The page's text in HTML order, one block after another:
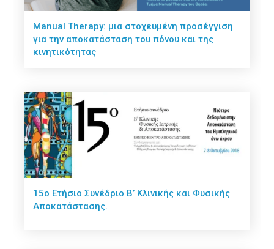
Manual Therapy: μια στοχευμένη προσέγγιση
για την αποκατάσταση του πόνου και της
κινητικότητας
15ο Ετήσιο Συνέδριο Β’ Κλινικής και Φυσικής
Αποκατάστασης.